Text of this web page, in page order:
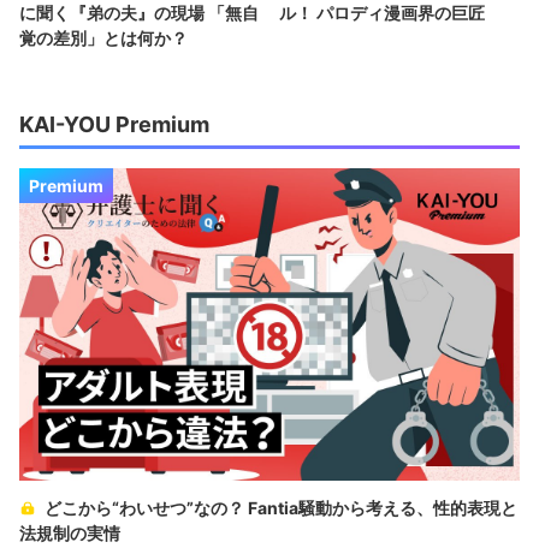
に聞く『弟の夫』の現場 「無自
覚の差別」とは何か？
ル！ パロディ漫画界の巨匠
KAI-YOU Premium
Premium
どこから“わいせつ”なの？ Fantia騒動から考える、性的表現と
法規制の実情